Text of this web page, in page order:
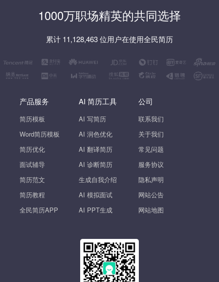
1000万职场精英的共同选择
累计 11,128,463 位用户在使用全民简历
产品服务
简历模板
Word简历模板
简历优化
面试辅导
简历范文
简历教程
全民简历APP
AI 简历工具
AI 写简历
AI 润色优化
AI 翻译简历
AI 诊断简历
生成自我介绍
AI 模拟面试
AI PPT生成
公司
联系我们
关于我们
常见问题
服务协议
隐私声明
网站公告
网站地图